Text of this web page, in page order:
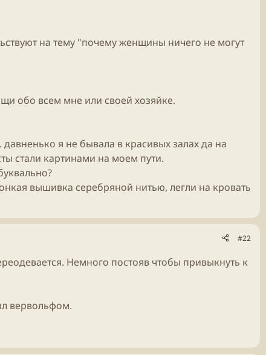
на тему "почему женщины ничего не могут
обо всем мне или своей хозяйке.
я не бывала в красивых залах да на
стали картинами на моем пути.
вышивка серебряной нитью, легли на кровать
#22
Немного постояв чтобы привыкнуть к
вервольфом.